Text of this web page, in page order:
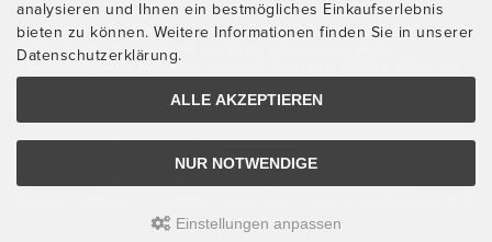
* KOSTEN: NORMALER ORTSTARIF DE, MIT FLATRATEVERTRAG NATÜRLICH
KOSTENLOS. AUS DEM AUSLAND FALLEN DIE JEWEILS GELTENDEN
Alle Preise inkl. gesetzl. MwSt. zzgl.Versandkosten. Die durchgestrichenen Preise
entsprechen dem bisherigen Preis bei Chimperator Onlineshop
Webdesign
analysieren und Ihnen ein bestmögliches Einkaufserlebnis
bieten zu können. Weitere Informationen finden Sie in unserer
Datenschutzerklärung.
ALLE AKZEPTIEREN
NUR NOTWENDIGE
Einstellungen anpassen